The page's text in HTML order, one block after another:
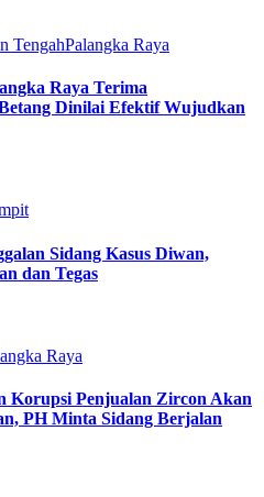
TengahPalangka Raya
Raya Terima
Dinilai Efektif Wujudkan
Sidang Kasus Diwan,
dan Tegas
Raya
Korupsi Penjualan Zircon Akan
PH Minta Sidang Berjalan